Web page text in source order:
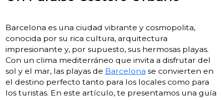
Barcelona es una ciudad vibrante y cosmopolita,
conocida por su rica cultura, arquitectura
impresionante y, por supuesto, sus hermosas playas.
Con un clima mediterráneo que invita a disfrutar del
sol y el mar, las playas de Barcelona se convierten en
el destino perfecto tanto para los locales como para
los turistas. En este artículo, te presentamos una guía